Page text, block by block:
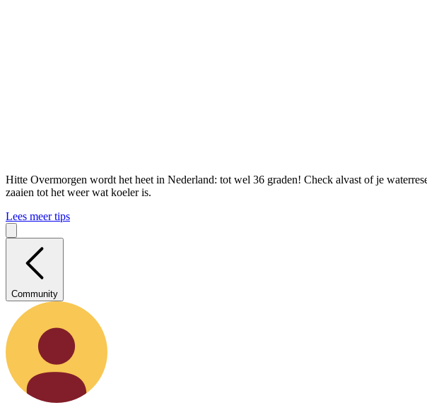
Hitte Overmorgen wordt het heet in Nederland: tot wel 36 graden! Check alvast of je
zaaien tot het weer wat koeler is.
Lees meer tips
Community